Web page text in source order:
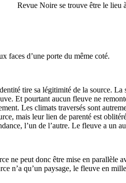
Revue Noire se trouve être le lieu
Nicole de
faces d’une porte du même coté.
tire sa légitimité de la source.
Et pourtant aucun fleuve ne
Les climats traversés sont
mais leur lien de parenté est
l’un de l’autre. Le fleuve a un
ne peut donc être mise en parallèle
n’a qu’un paysage, le fleuve en